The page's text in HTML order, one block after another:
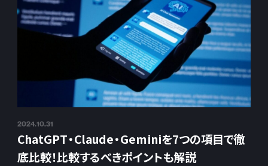
2024.10.31
ChatGPT・Claude・Geminiを7つの項目で徹
底比較！比較するべきポイントも解説